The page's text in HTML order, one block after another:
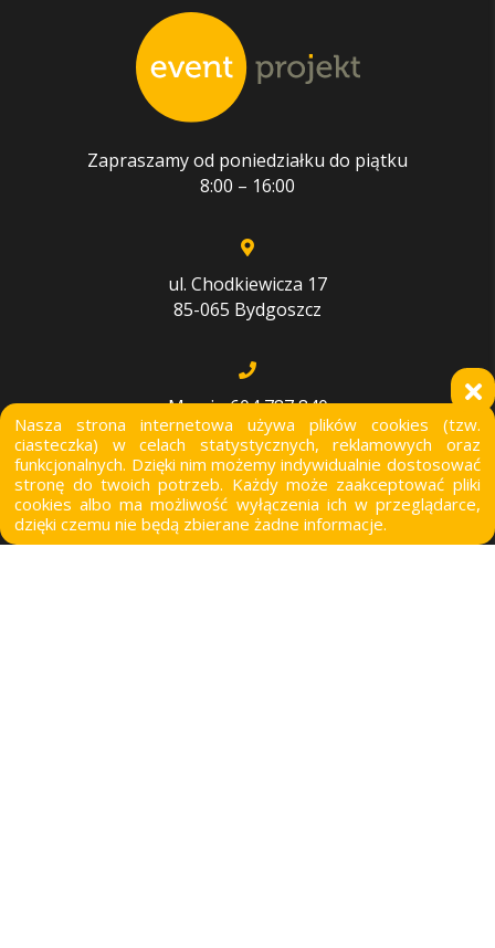
Nasza strona internetowa używa plików cookies (tzw.
ciasteczka) w celach statystycznych, reklamowych oraz
funkcjonalnych. Dzięki nim możemy indywidualnie dostosować
stronę do twoich potrzeb. Każdy może zaakceptować pliki
cookies albo ma możliwość wyłączenia ich w przeglądarce,
dzięki czemu nie będą zbierane żadne informacje.
Zapraszamy od poniedziałku do piątku
8:00 – 16:00
ul. Chodkiewicza 17
85-065 Bydgoszcz
Marcin 604 787 840
Maciej 786 825 802
biuro@eventprojekt.pl